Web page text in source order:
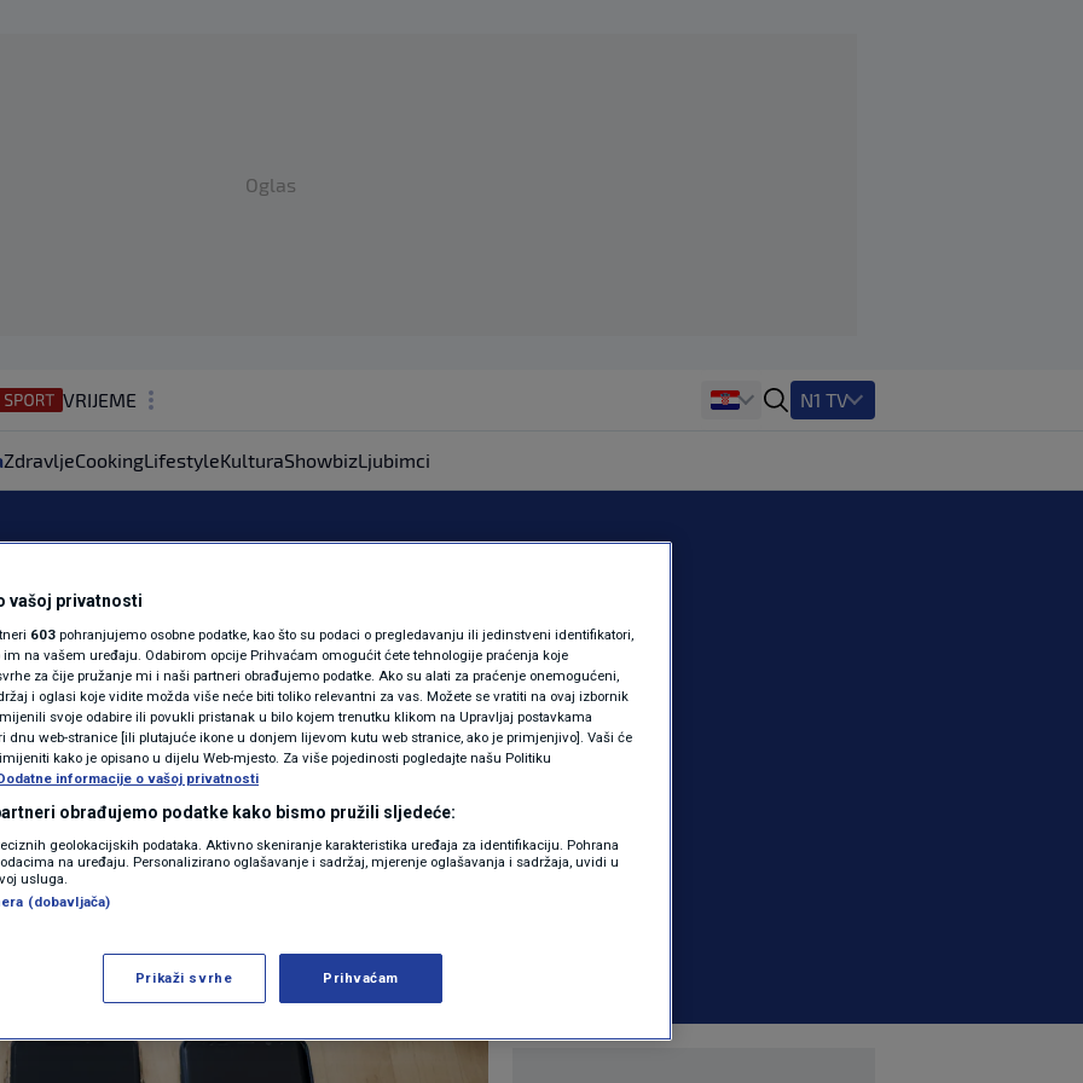
Oglas
VRIJEME
REGIJA
MAGAZIN
KOLUMNE
N1(DIS)INFO
KLIMATSKE PROMJENE
FOTO
VIDEO
N1 TV
ZdravljeCookingLifestyleKulturaShowbizLjubimci
Ovo je
će se promijeniti
| 0 komentara
Više
vašoj privatnosti
603 pohranjujemo osobne podatke, kao što su podaci o pregledavanju ili jedinstveni identifikatori,
na vašem uređaju. Odabirom opcije Prihvaćam omogućit ćete tehnologije praćenja koje
za čije pružanje mi i naši partneri obrađujemo podatke. Ako su alati za praćenje onemogućeni,
i oglasi koje vidite možda više neće biti toliko relevantni za vas. Možete se vratiti na ovaj izbornik
svoje odabire ili povukli pristanak u bilo kojem trenutku klikom na Upravljaj postavkama
dnu web-stranice [ili plutajuće ikone u donjem lijevom kutu web stranice, ako je primjenjivo]. Vaši će
kako je opisano u dijelu Web-mjesto. Za više pojedinosti pogledajte našu Politiku
informacije o vašoj privatnosti
obrađujemo podatke kako bismo pružili sljedeće:
geolokacijskih podataka. Aktivno skeniranje karakteristika uređaja za identifikaciju. Pohrana
na uređaju. Personalizirano oglašavanje i sadržaj, mjerenje oglašavanja i sadržaja, uvidi u
usluga.
(dobavljača)
Prikaži svrhe Prihvaćam